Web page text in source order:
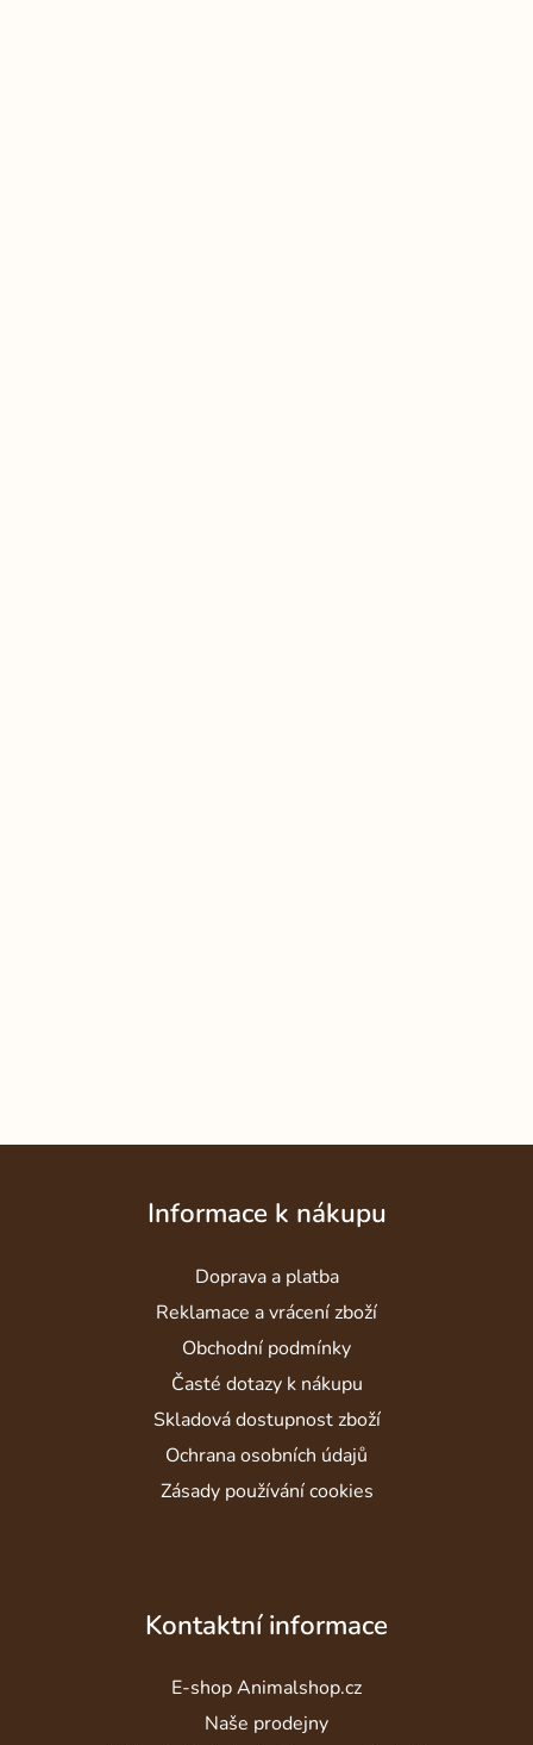
Informace k nákupu
Doprava a platba
Reklamace a vrácení zboží
Obchodní podmínky
Časté dotazy k nákupu
Skladová dostupnost zboží
Ochrana osobních údajů
Zásady používání cookies
Kontaktní informace
E-shop Animalshop.cz
Naše prodejny